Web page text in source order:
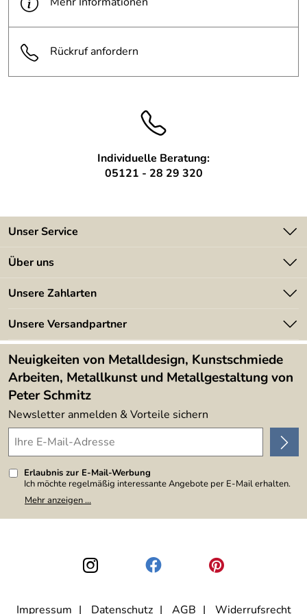
Rückruf anfordern
Individuelle Beratung:
05121 - 28 29 320
Unser Service
Kontakt
Kundeninformationen
Newsletter
Lieferbedingungen
Über uns
Angebote
Kundenbewertungen (394)
4,9/5
Unsere Zahlarten
Unsere Versandpartner
Neuigkeiten von Metalldesign, Kunstschmiede
Arbeiten, Metallkunst und Metallgestaltung von
Peter Schmitz
Newsletter anmelden & Vorteile sichern
Erlaubnis zur E-Mail-Werbung
Ich möchte regelmäßig interessante Angebote per E-Mail erhalten.
Meine E-Mail-Adresse wird nicht an andere Unternehmen
weitergegeben. Zu statistischen Zwecken wird in anonymer Form
den Link "Abmelden" am Ende des Newsletters anklicke. Die
Datenschutzerklärung
habe ich zur Kenntnis genommen.
Mehr anzeigen ...
Impressum Datenschutz AGB Widerrufsrecht